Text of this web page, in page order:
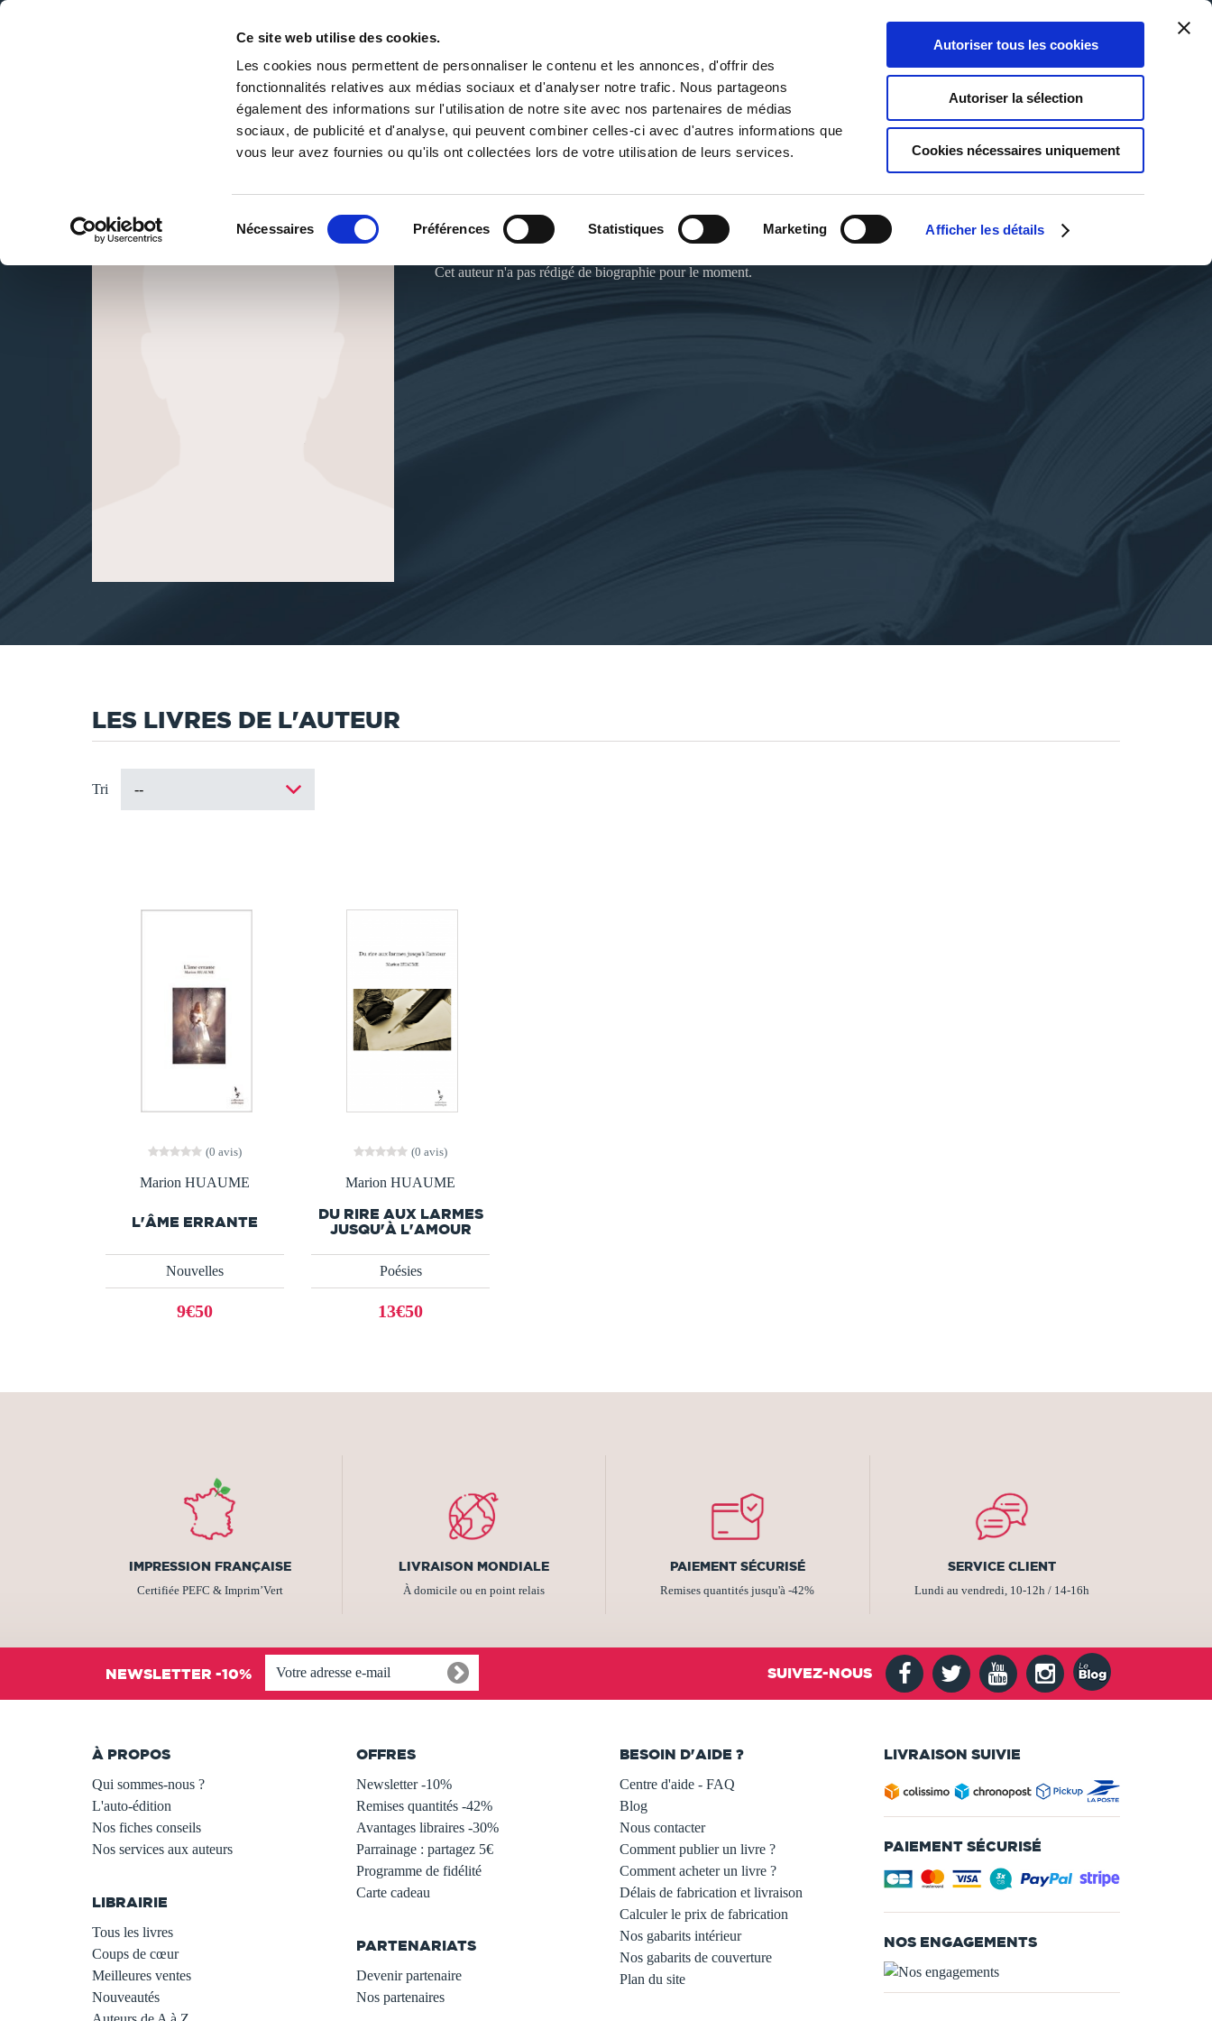
Ce site web utilise des cookies.
Les cookies nous permettent de personnaliser le contenu et les annonces, d'offrir des
fonctionnalités relatives aux médias sociaux et d'analyser notre trafic. Nous partageons
également des informations sur l'utilisation de notre site avec nos partenaires de médias
sociaux, de publicité et d'analyse, qui peuvent combiner celles-ci avec d'autres informations que
vous leur avez fournies ou qu'ils ont collectées lors de votre utilisation de leurs services.
Nécessaires Préférences Statistiques Marketing Afficher les détails
Autoriser tous les cookies
Autoriser la sélection
Cookies nécessaires uniquement
DE LA PAGE BLANCHE... AU BEST SELLER
0
Panier
0
Ma liste
Connexion
PUBLIER UN LIVRE LIBRAIRIE
Marion HUAUME
MARION HUAUME
Cet auteur n'a pas rédigé de biographie pour le moment.
LES LIVRES DE L'AUTEUR
Tri
(0 avis)
Marion HUAUME
L'ÂME ERRANTE
Nouvelles
9€50
(0 avis)
Marion HUAUME
DU RIRE AUX LARMES
JUSQU'À L'AMOUR
Poésies
13€50
IMPRESSION FRANÇAISE
Certifiée PEFC & Imprim’Vert
LIVRAISON MONDIALE
À domicile ou en point relais
PAIEMENT SÉCURISÉ
Remises quantités jusqu'à -42%
SERVICE CLIENT
Lundi au vendredi, 10-12h / 14-16h
NEWSLETTER -10% SUIVEZ-NOUS
À PROPOS
Qui sommes-nous ?
L'auto-édition
Nos fiches conseils
Nos services aux auteurs
LIBRAIRIE
Tous les livres
Coups de cœur
Meilleures ventes
Nouveautés
OFFRES
Newsletter -10%
Remises quantités -42%
Avantages libraires -30%
Parrainage : partagez 5€
Programme de fidélité
Carte cadeau
PARTENARIATS
Devenir partenaire
Nos partenaires
BESOIN D'AIDE ?
Centre d'aide - FAQ
Blog
Nous contacter
Comment publier un livre ?
Comment acheter un livre ?
Délais de fabrication et livraison
Calculer le prix de fabrication
Nos gabarits intérieur
Nos gabarits de couverture
Plan du site
LIVRAISON SUIVIE
PAIEMENT SÉCURISÉ
NOS ENGAGEMENTS